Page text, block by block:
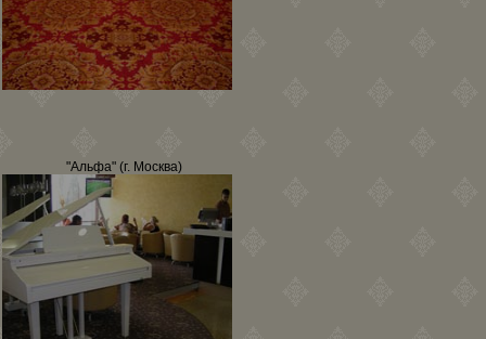
"Альфа" (г. Москва)